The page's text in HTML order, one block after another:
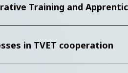
Training and
in TVET cooperation